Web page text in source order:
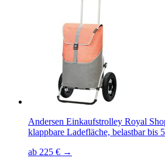
Andersen Einkaufstrolley Royal
klappbare Ladefläche, belastbar bis
ab 225 € →